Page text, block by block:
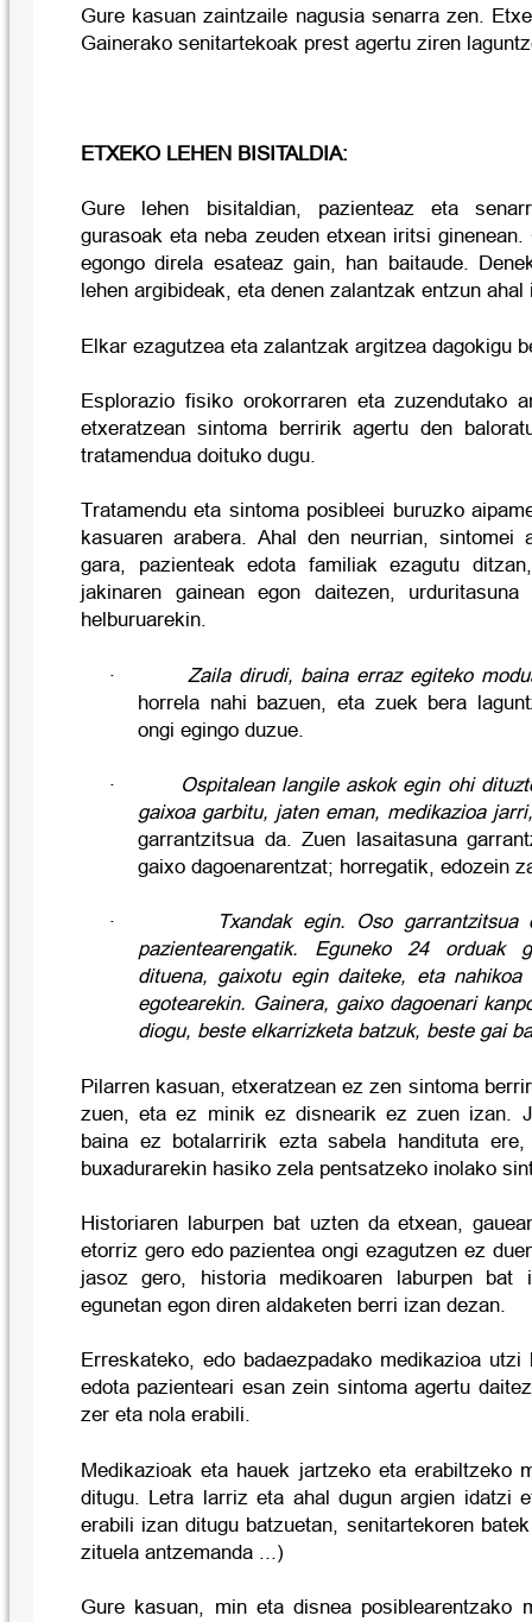
Gure kasuan zaintzaile nagusia senarra zen.
Gainerako senitartekoak prest agertu ziren
ETXEKO LEHEN BISITALDIA:
Gure lehen bisitaldian, pazienteaz eta
gurasoak eta neba zeuden etxean iritsi
egongo direla esateaz gain, han baitaude.
lehen argibideak, eta denen zalantzak entzun ahal
Elkar ezagutzea eta zalantzak argitzea dagokigu
Esplorazio fisiko orokorraren eta zuzendutako
etxeratzean sintoma berririk agertu den
tratamendua doituko dugu.
Tratamendu eta sintoma posibleei buruzko
kasuaren arabera. Ahal den neurrian, sintomei
gara, pazienteak edota familiak ezagutu
jakinaren gainean egon daitezen,
helburuarekin.
·
Zaila dirudi, baina erraz egiteko
horrela nahi bazuen, eta zuek bera
ongi egingo duzue.
·
Ospitalean langile askok egin ohi
gaixoa garbitu, jaten eman, medikazioa
garrantzitsua da. Zuen lasaitasuna
gaixo dagoenarentzat; horregatik, edozein
·
Txandak egin. Oso
pazientearengatik. Eguneko 24 orduak
dituena, gaixotu egin daiteke, eta
egotearekin. Gainera, gaixo dagoenari
diogu, beste elkarrizketa batzuk, beste gai
Pilarren kasuan, etxeratzean ez zen sintoma
zuen, eta ez minik ez disnearik ez zuen izan.
baina ez botalarririk ezta sabela handituta
buxadurarekin hasiko zela pentsatzeko inolako
Historiaren laburpen bat uzten da etxean,
etorriz gero edo pazientea ongi ezagutzen ez
jasoz gero, historia medikoaren laburpen bat
egunetan egon diren aldaketen berri izan dezan.
Erreskateko, edo badaezpadako medikazioa
edota pazienteari esan zein sintoma agertu
zer eta nola erabili.
Medikazioak eta hauek jartzeko eta erabiltzeko
ditugu. Letra larriz eta ahal dugun argien idatzi
erabili izan ditugu batzuetan, senitartekoren
zituela antzemanda ...)
Gure kasuan, min eta disnea posiblearentzako